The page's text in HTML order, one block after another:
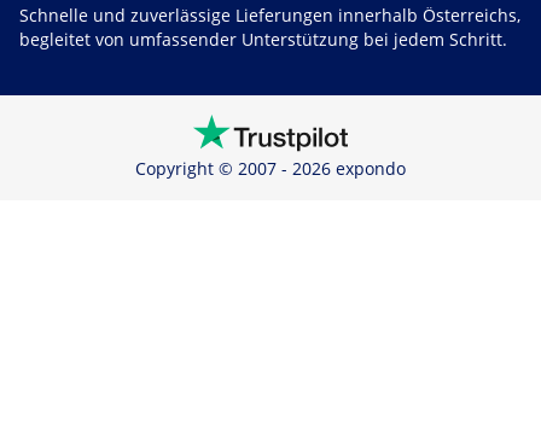
Schnelle und zuverlässige Lieferungen innerhalb Österreichs,
begleitet von umfassender Unterstützung bei jedem Schritt.
Copyright © 2007 - 2026 expondo